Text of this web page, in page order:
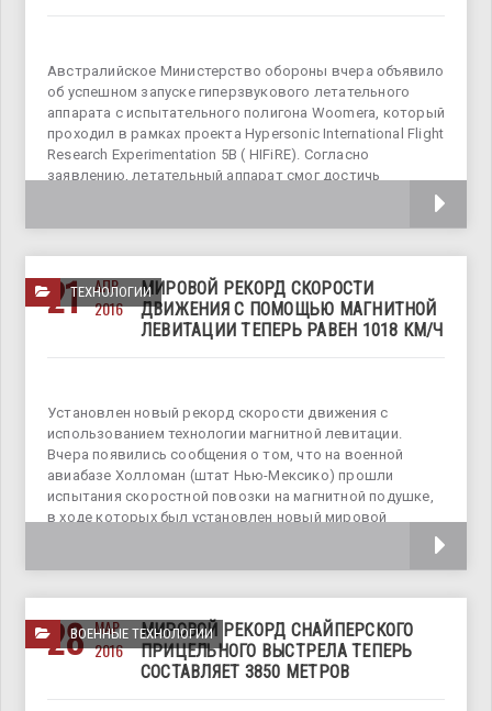
Австралийское Министерство обороны вчера объявило
об успешном запуске гиперзвукового летательного
аппарата с испытательного полигона Woomera, который
проходил в рамках проекта Hypersonic International Flight
Research Experimentation 5В ( HIFiRE). Согласно
заявлению, летательный аппарат смог достичь
ТЕХНОЛОГИИ
21
АПР
2016
МИРОВОЙ РЕКОРД СКОРОСТИ
ДВИЖЕНИЯ С ПОМОЩЬЮ МАГНИТНОЙ
ЛЕВИТАЦИИ ТЕПЕРЬ РАВЕН 1018 КМ/Ч
Установлен новый рекорд скорости движения с
использованием технологии магнитной левитации.
Вчера появились сообщения о том, что на военной
авиабазе Холломан (штат Нью-Мексико) прошли
испытания скоростной повозки на магнитной подушке,
в ходе которых был установлен новый мировой
ВОЕННЫЕ ТЕХНОЛОГИИ
28 МАР
2016
МИРОВОЙ РЕКОРД СНАЙПЕРСКОГО
ПРИЦЕЛЬНОГО ВЫСТРЕЛА ТЕПЕРЬ
СОСТАВЛЯЕТ 3850 МЕТРОВ